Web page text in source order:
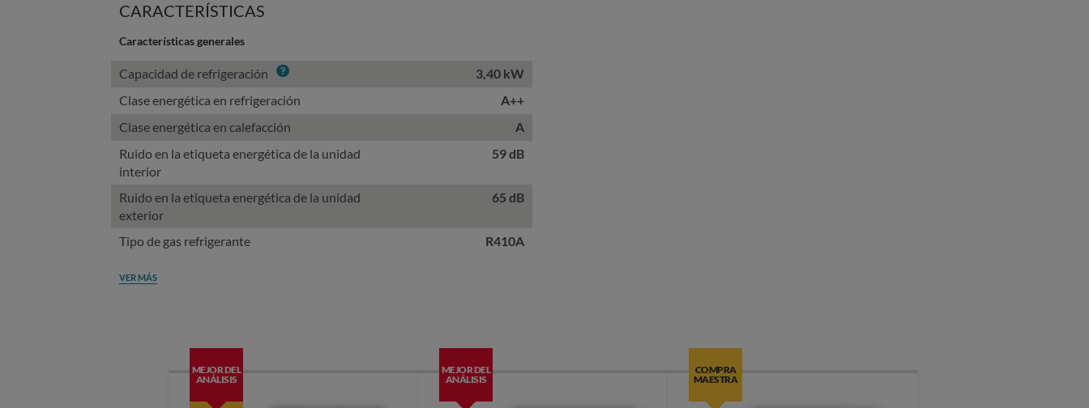
CARACTERÍSTICAS
Características generales
Capacidad de refrigeración Info
3,40 kW
Clase energética en refrigeración
A++
Clase energética en calefacción
A
Ruido en la etiqueta energética de la unidad
interior
59 dB
Ruido en la etiqueta energética de la unidad
exterior
65 dB
Tipo de gas refrigerante R410A
VER MÁS
MEJOR DEL
ANÁLISIS
MEJOR DEL
ANÁLISIS
COMPRA
MAESTRA